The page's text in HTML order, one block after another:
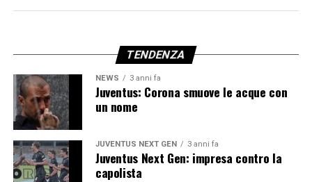
TENDENZA
NEWS 3 anni fa
Juventus: Corona smuove le acque con
un nome
JUVENTUS NEXT GEN 3 anni fa
Juventus Next Gen: impresa contro la
capolista